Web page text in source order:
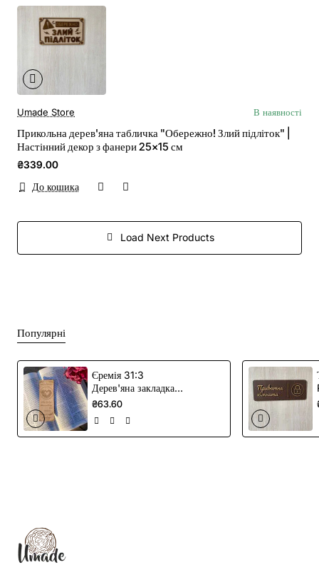
Umade Store В наявності
Прикольна дерев'яна табличка "Обережно! Злий підліток" |
Настінний декор з фанери 25×15 см
₴339.00
До кошика
Load Next Products
Популярні
Єремія 31:3
Дерев'яна закладка –
Християнська
з Писання про любов
₴63.60